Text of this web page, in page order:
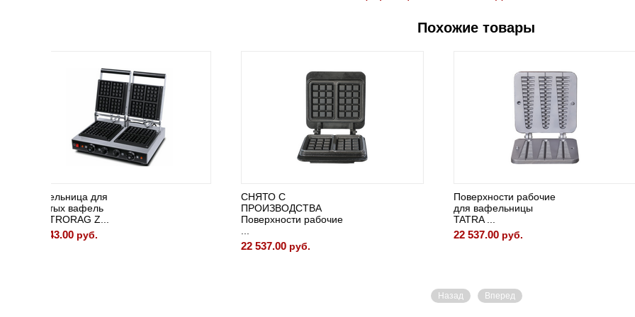
Похожие товары
СНЯТО С
ПРОИЗВОДСТВА
Поверхности рабочие
...
Поверхности рабочие
для вафельницы
TATRA ...
Поверхности рабочие
для вафельницы
26 151.30
Назад Вперед